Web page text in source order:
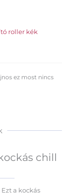
roller kék
ez most nincs
chill
a kockás